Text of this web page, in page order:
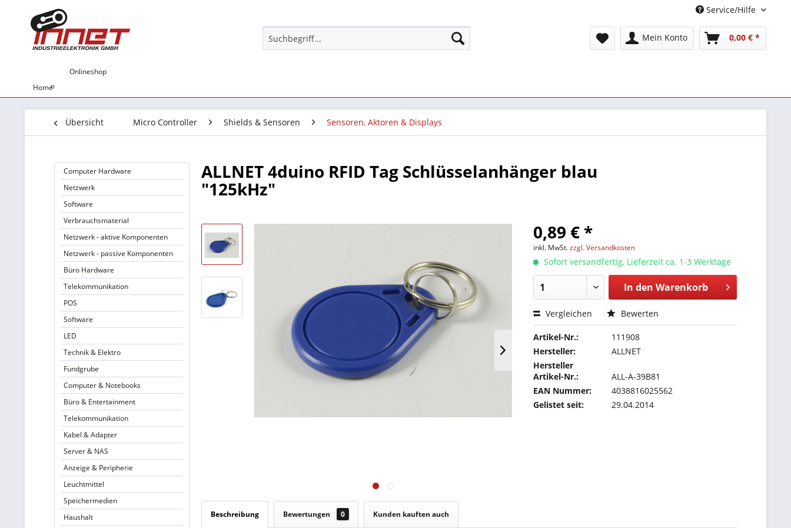
Service/Hilfe
Mein Konto 0,00 € *
Home
Onlineshop
Übersicht Micro Controller Shields & Sensoren Sensoren, Aktoren & Displays
Computer Hardware
Netzwerk
Software
Verbrauchsmaterial
Netzwerk - aktive Komponenten
Netzwerk - passive Komponenten
Büro Hardware
Telekommunikation
POS
Software
LED
Technik & Elektro
Fundgrube
Computer & Notebooks
Büro & Entertainment
Telekommunikation
Kabel & Adapter
Server & NAS
Anzeige & Peripherie
Leuchtmittel
Speichermedien
Haushalt
ALLNET 4duino RFID Tag Schlüsselanhänger blau
"125kHz"
0,89 € *
inkl. MwSt.zzgl. Versandkosten
Sofort versandfertig, Lieferzeit ca. 1-3 Werktage
In den Warenkorb
Vergleichen Bewerten
Artikel-Nr.:
111908
Hersteller:
ALLNET
Hersteller
Artikel-Nr.:
ALL-A-39B81
EAN Nummer:
4038816025562
Gelistet seit:
29.04.2014
Beschreibung Bewertungen 0 Kunden kauften auch